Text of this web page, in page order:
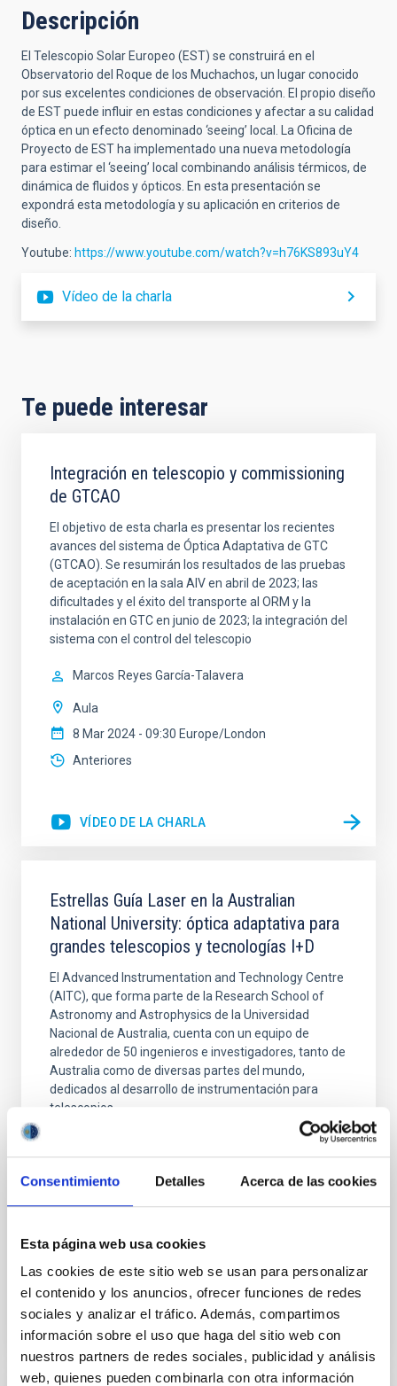
Consentimiento Detalles Acerca de las cookies
Esta página web usa cookies
Las cookies de este sitio web se usan para personalizar
el contenido y los anuncios, ofrecer funciones de redes
sociales y analizar el tráfico. Además, compartimos
información sobre el uso que haga del sitio web con
nuestros partners de redes sociales, publicidad y análisis
web, quienes pueden combinarla con otra información
Descripción
El Telescopio Solar Europeo (EST) se construirá en el
Observatorio del Roque de los Muchachos, un lugar conocido
por sus excelentes condiciones de observación. El propio diseño
de EST puede influir en estas condiciones y afectar a su calidad
óptica en un efecto denominado ‘seeing’ local. La Oficina de
Proyecto de EST ha implementado una nueva metodología
para estimar el ‘seeing’ local combinando análisis térmicos, de
dinámica de fluidos y ópticos. En esta presentación se
expondrá esta metodología y su aplicación en criterios de
diseño.
Youtube: https://www.youtube.com/watch?v=h76KS893uY4
Vídeo de la charla
Te puede interesar
Integración en telescopio y commissioning
de GTCAO
El objetivo de esta charla es presentar los recientes
avances del sistema de Óptica Adaptativa de GTC
(GTCAO). Se resumirán los resultados de las pruebas
de aceptación en la sala AIV en abril de 2023; las
dificultades y el éxito del transporte al ORM y la
instalación en GTC en junio de 2023; la integración del
sistema con el control del telescopio
Marcos Reyes García-Talavera
Aula
8 Mar 2024 - 09:30 Europe/London
Anteriores
VÍDEO DE LA CHARLA
Estrellas Guía Laser en la Australian
National University: óptica adaptativa para
grandes telescopios y tecnologías I+D
El Advanced Instrumentation and Technology Centre
(AITC), que forma parte de la Research School of
Astronomy and Astrophysics de la Universidad
Nacional de Australia, cuenta con un equipo de
alrededor de 50 ingenieros e investigadores, tanto de
Australia como de diversas partes del mundo,
dedicados al desarrollo de instrumentación para
telescopios
25 Sep 2023 - 10:00 Europe/London
Anteriores
VÍDEO DE LA CHARLA